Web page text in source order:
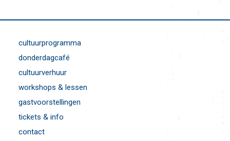
cultuurprogramma
donderdagcafé
cultuurverhuur
workshops & lessen
gastvoorstellingen
tickets & info
contact